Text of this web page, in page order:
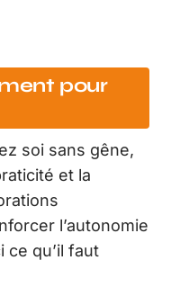
pour
soi sans gêne,
et la
l’autonomie
ce qu’il faut